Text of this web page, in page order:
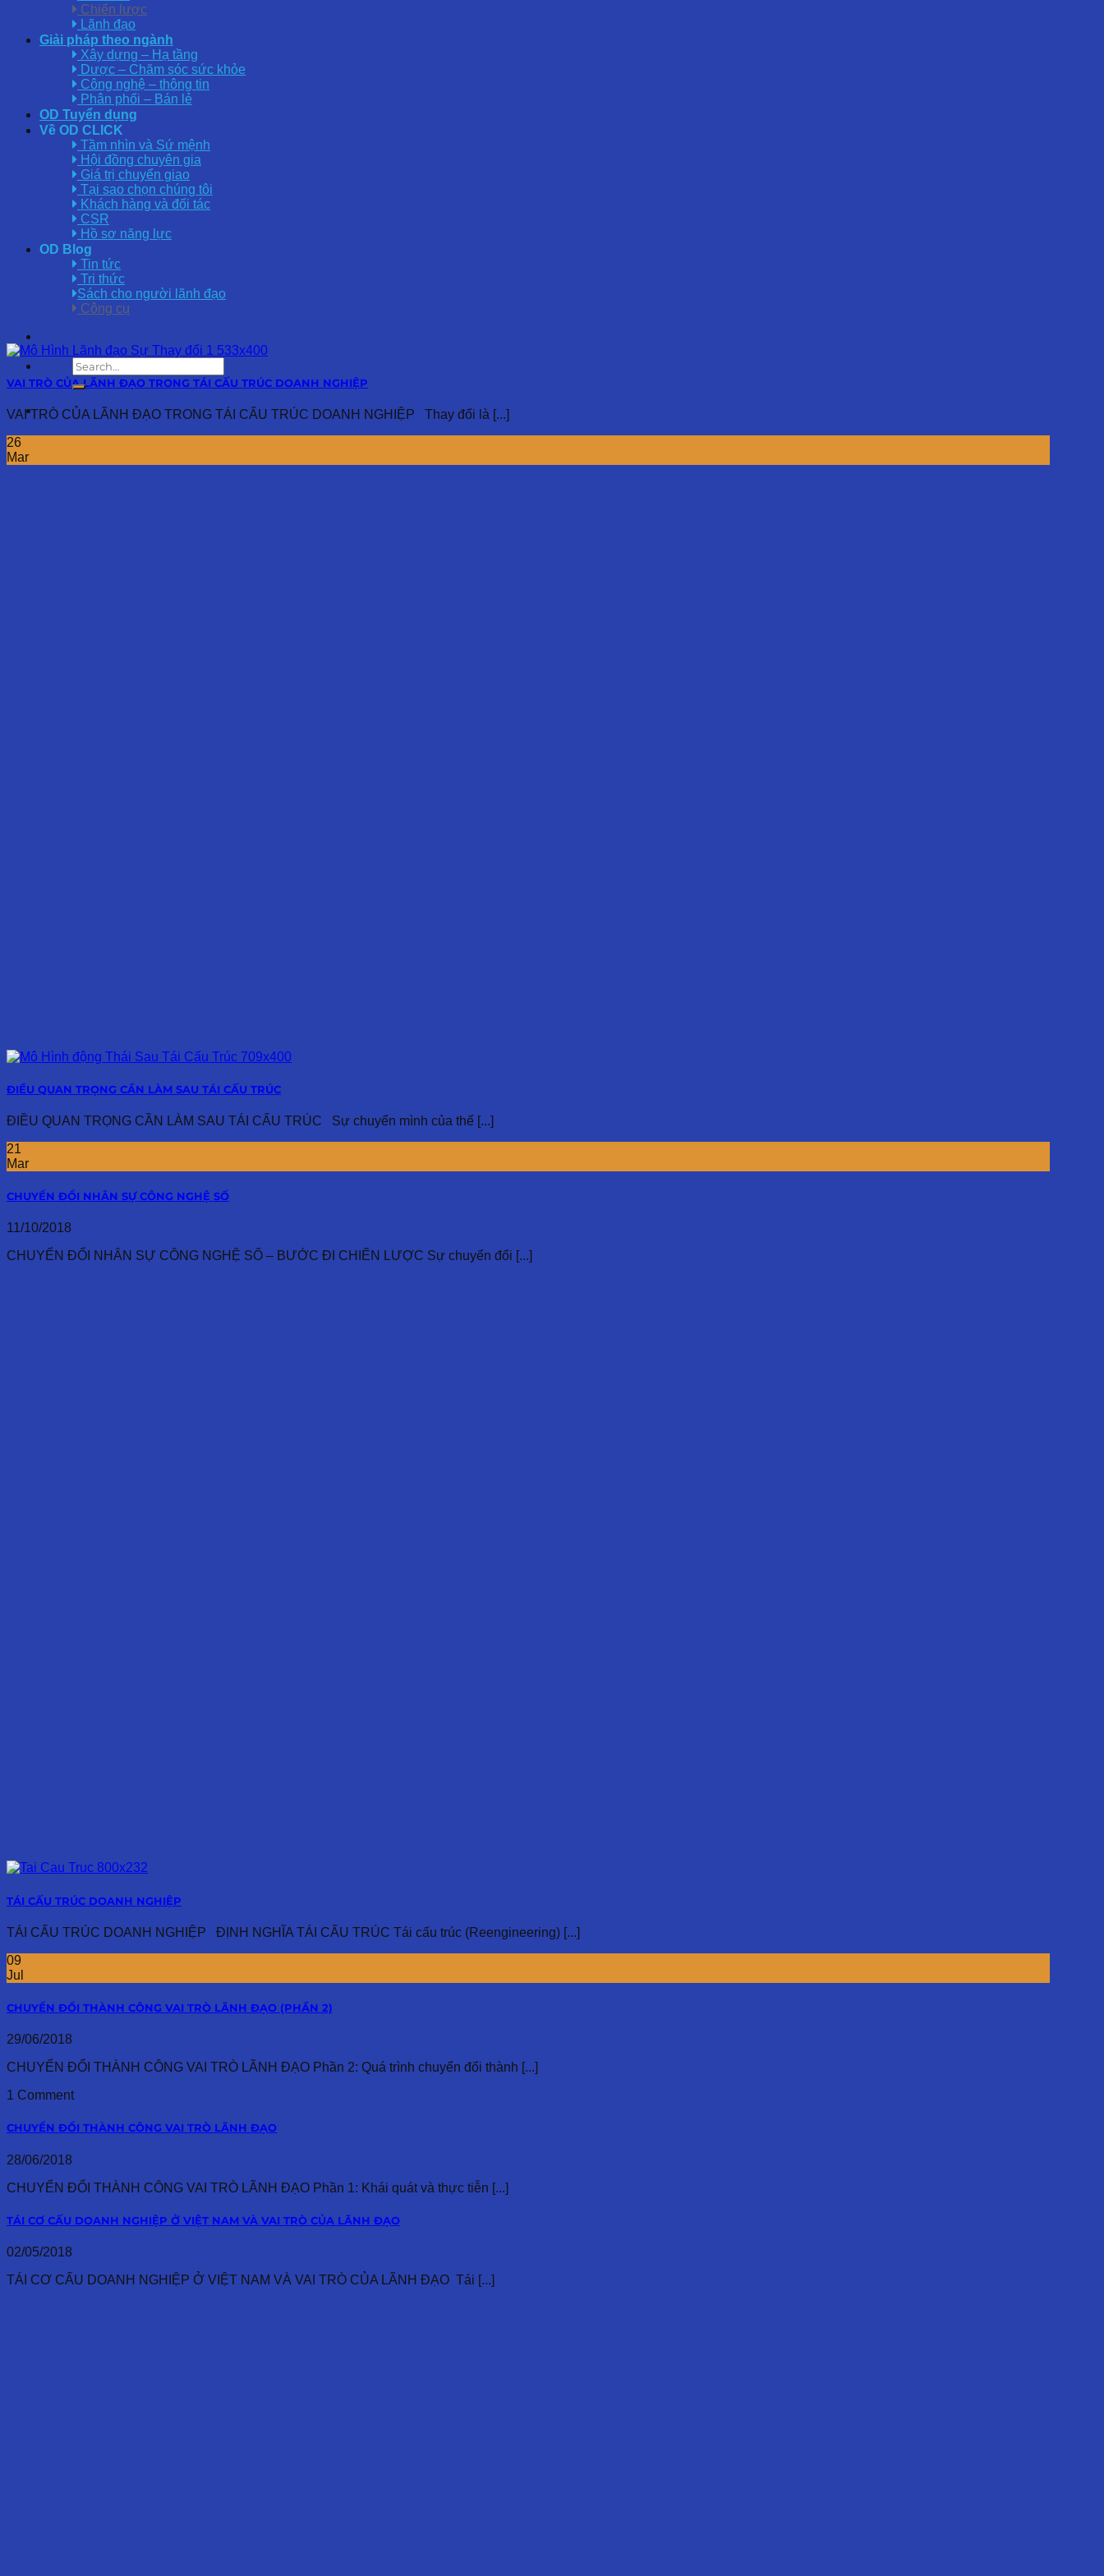
Chiến lược
Lãnh đạo
Giải pháp theo ngành
Xây dựng – Hạ tầng
Dược – Chăm sóc sức khỏe
Công nghệ – thông tin
Phân phối – Bán lẻ
OD Tuyển dụng
Về OD CLICK
Tầm nhìn và Sứ mệnh
Hội đồng chuyên gia
Giá trị chuyển giao
Tại sao chọn chúng tôi
Khách hàng và đối tác
CSR
Hồ sơ năng lực
OD Blog
Tin tức
Tri thức
Sách cho người lãnh đạo
Công cụ
VAI TRÒ CỦA LÃNH ĐẠO TRONG TÁI CẤU TRÚC DOANH NGHIỆP
VAI TRÒ CỦA LÃNH ĐẠO TRONG TÁI CẤU TRÚC DOANH NGHIỆP Thay đổi là [...]
26
Mar
ĐIỀU QUAN TRỌNG CẦN LÀM SAU TÁI CẤU TRÚC
ĐIỀU QUAN TRỌNG CẦN LÀM SAU TÁI CẤU TRÚC Sự chuyển mình của thế [...]
21
Mar
CHUYỂN ĐỔI NHÂN SỰ CÔNG NGHỆ SỐ
11/10/2018
CHUYỂN ĐỔI NHÂN SỰ CÔNG NGHỆ SỐ – BƯỚC ĐI CHIẾN LƯỢC Sự chuyển đổi [...]
TÁI CẤU TRÚC DOANH NGHIỆP
TÁI CẤU TRÚC DOANH NGHIỆP ĐỊNH NGHĨA TÁI CẤU TRÚC Tái cấu trúc (Reengineering) [...]
09
Jul
CHUYỂN ĐỔI THÀNH CÔNG VAI TRÒ LÃNH ĐẠO (PHẦN 2)
29/06/2018
CHUYỂN ĐỔI THÀNH CÔNG VAI TRÒ LÃNH ĐẠO Phần 2: Quá trình chuyển đổi thành [...]
1 Comment
CHUYỂN ĐỔI THÀNH CÔNG VAI TRÒ LÃNH ĐẠO
28/06/2018
CHUYỂN ĐỔI THÀNH CÔNG VAI TRÒ LÃNH ĐẠO Phần 1: Khái quát và thực tiễn [...]
TÁI CƠ CẤU DOANH NGHIỆP Ở VIỆT NAM VÀ VAI TRÒ CỦA LÃNH ĐẠO
02/05/2018
TÁI CƠ CẤU DOANH NGHIỆP Ở VIỆT NAM VÀ VAI TRÒ CỦA LÃNH ĐẠO Tái [...]